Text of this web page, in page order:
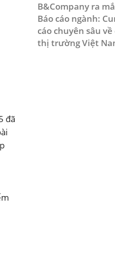
đã
B&Company ra
Báo cáo ngành:
cáo chuyên sâu
thị trường Việt